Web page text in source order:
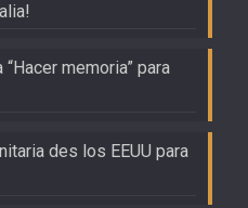
memoria” para
des los EEUU para